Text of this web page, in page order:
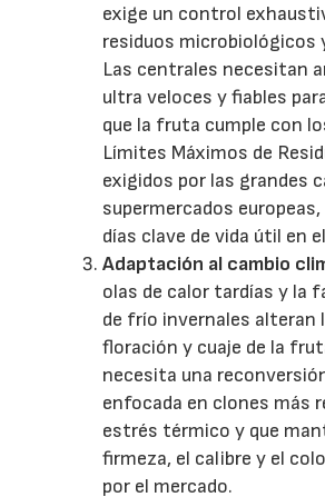
exige un control
residuos microbiológicos
Las centrales necesitan
ultra veloces y fiables
que la fruta cumple con
Límites Máximos de
exigidos por las grandes
supermercados
días clave de vida útil en
Adaptación al cambio
olas de calor tardías y la
de frío invernales alteran
floración y cuaje de la
necesita una
enfocada en clones más
estrés térmico y que
firmeza, el calibre y el
por el mercado.